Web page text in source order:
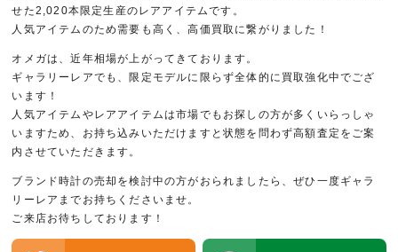
せた2,020本限定生産のレアアイテムです。
人気アイテムのため需要も高く、高価買取に繋がりました！
オメガは、近年相場が上がってきております。
ギャラリーレアでも、限定モデルに限らず全体的に買取強化中でござ
います！
人気アイテムやレアアイテムは市場でもお探しの方が多くいらっしゃ
いますため、お持ち込みいただけますと状態を問わず高額査定をご案
内させていただきます。
ブランド時計の売却を検討中の方がおられましたら、ぜひ一度ギャラ
リーレアまでお持ちくださいませ。
ご来店お待ちしております！